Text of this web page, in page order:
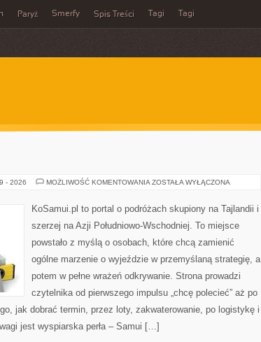
Paryż Smerfy Spis Treści Tagi Tagi
- 2026 MOŻLIWOŚĆ KOMENTOWANIA OMAN
ZOSTAŁA WYŁĄCZONA
KoSamui.pl to portal o podróżach skupiony na Tajlandii i
szerzej na Azji Południowo-Wschodniej. To miejsce
powstało z myślą o osobach, które chcą zamienić
ogólne marzenie o wyjeździe w przemyślaną strategię, a
potem w pełne wrażeń odkrywanie. Strona prowadzi
czytelnika od pierwszego impulsu „chcę polecieć” aż po
jak dobrać termin, przez loty, zakwaterowanie, po logistykę i
jest wyspiarska perła – Samui […]